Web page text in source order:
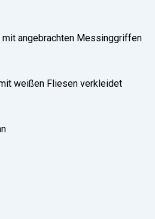
mit angebrachten Messinggriffen
weißen Fliesen verkleidet